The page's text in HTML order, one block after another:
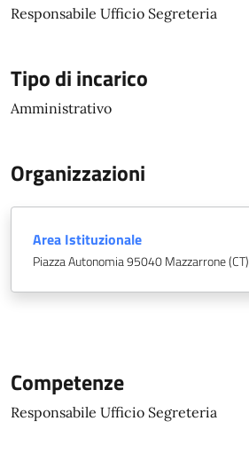
Responsabile Ufficio Segreteria
Tipo di incarico
Amministrativo
Organizzazioni
Area Istituzionale
Piazza Autonomia 95040 Mazzarrone (CT)
Competenze
Responsabile Ufficio Segreteria